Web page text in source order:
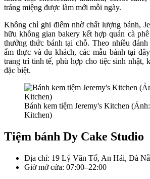
tráng miệng được làm mới mỗi ngày.
Không chỉ ghi điểm nhờ chất lượng bánh,
hữu không gian bakery kết hợp quán cà
thưởng thức bánh tại chỗ. Theo nhiều
ẩm thực và du khách, các mẫu bánh tại
trang trí tinh tế, phù hợp cho tiệc sinh nhật,
đặc biệt.
Bánh kem tiệm Jeremy's Kitchen
Kitchen)
Tiệm bánh Dy Cake Studio
Địa chỉ: 19 Lý Văn Tố, An Hải, Đà
Giờ mở cửa: 07:00–22:00